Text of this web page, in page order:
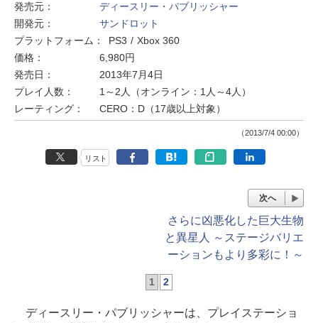
発売元：
ディースリー・パブリッシャー
開発元：
サンドロット
プラットフォーム：
PS3
Xbox 360
価格：
6,980円
発売日：
2013年7月4日
プレイ人数：
1～2人（オンライン：1人～4人）
レーティング：
CERO：D（17歳以上対象）
（2013/7/4 00:00）
リスト
次へ
さらに凶悪化した巨大生物
と異星人 ～ステージバリエ
ーションもより多彩に！～
1 2
ディースリー・パブリッシャーは、プレイステーショ